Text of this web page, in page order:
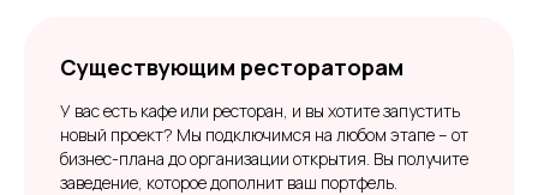
Существующим рестораторам
У вас есть кафе или ресторан, и вы хотите запустить
новый проект? Мы подключимся на любом этапе – от
бизнес-плана до организации открытия. Вы получите
заведение, которое дополнит ваш портфель.